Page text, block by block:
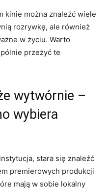
kinie można znaleźć wiele
rozrywkę, ale również
w życiu. Warto
przeżyć te
wytwórnie –
wybiera
stara się znaleźć
premierowych produkcji
mają w sobie lokalny